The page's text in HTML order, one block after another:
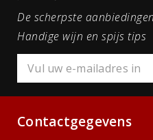
De scherpste aanbiedingen
Handige wijn en spijs tips
Contactgegevens